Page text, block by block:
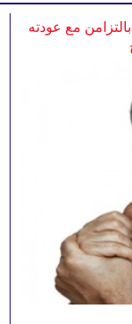
مع عودته